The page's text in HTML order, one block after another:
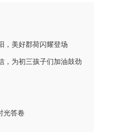
，美好郡荷闪耀登场
，为初三孩子们加油鼓劲
光答卷